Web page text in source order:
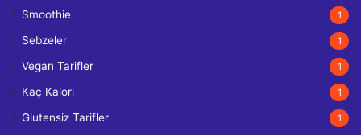
Smoothie 1
Sebzeler 1
Vegan Tarifler 1
Kaç Kalori 1
Glutensiz Tarifler 1